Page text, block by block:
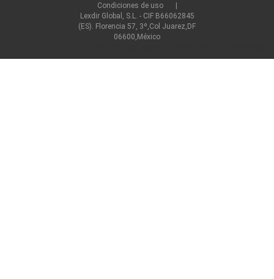
Condiciones de uso
Lexdir Global, S.L. - CIF B66062845
(ES). Florencia 57, 3º,Col Juarez,DF
06600,México